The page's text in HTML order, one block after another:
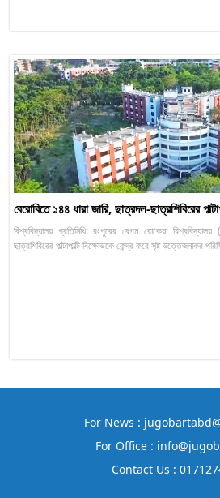
বেরোবিতে ১৪৪ ধারা জারি, ছাত্রদল-ছাত্রশিবিরের
বিশ্ববিদ্যালয় প্রতিনিধি: রংপুরের বেগম রোকেয়া
ছাত্রশিবিরের পাল্টাপাল্টি বিক্ষোভকে কেন্দ্র করে সৃষ্ট উত্তেজনাকর
For News :
For Office :
Contact Us :